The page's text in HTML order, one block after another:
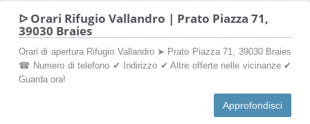
ᐅ Orari Rifugio Vallandro | Prato Piazza 71,
39030 Braies
Orari di apertura Rifugio Vallandro ➤ Prato Piazza 71, 39030 Braies
☎ Numero di telefono ✔ Indirizzo ✔ Altre offerte nelle vicinanze ✔
Guarda ora!
Approfondisci